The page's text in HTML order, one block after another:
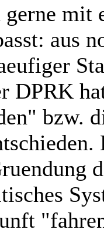
mit
aus
DPRK
bzw.